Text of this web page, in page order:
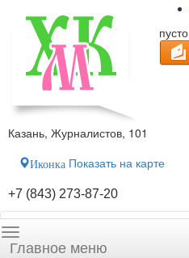
пусто
Казань, Журналистов, 101
Иконка Показать на карте
+7 (843) 273-87-20
Главное меню